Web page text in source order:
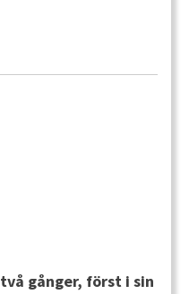
två gånger, först i sin